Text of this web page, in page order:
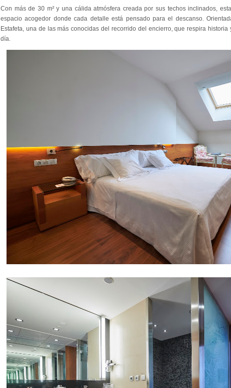
Con más de 30 m² y una cálida atmósfera creada por sus techos inclinados,
espacio acogedor donde cada detalle está pensado para el descanso.
Estafeta, una de las más conocidas del recorrido del encierro, que respira historia
día.